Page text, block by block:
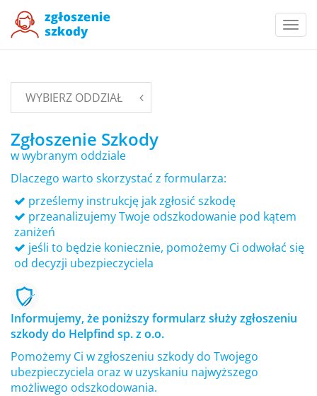
WYBIERZ ODDZIAŁ
Zgłoszenie Szkody
w wybranym oddziale
Dlaczego warto skorzystać z formularza:
prześlemy instrukcję jak zgłosić szkodę
przeanalizujemy Twoje odszkodowanie pod kątem
zaniżeń
jeśli to będzie koniecznie, pomożemy Ci odwołać się
od decyzji ubezpieczyciela
Informujemy, że poniższy formularz służy zgłoszeniu
szkody do Helpfind sp. z o.o.
Pomożemy Ci w zgłoszeniu szkody do Twojego
ubezpieczyciela oraz w uzyskaniu najwyższego
możliwego odszkodowania.